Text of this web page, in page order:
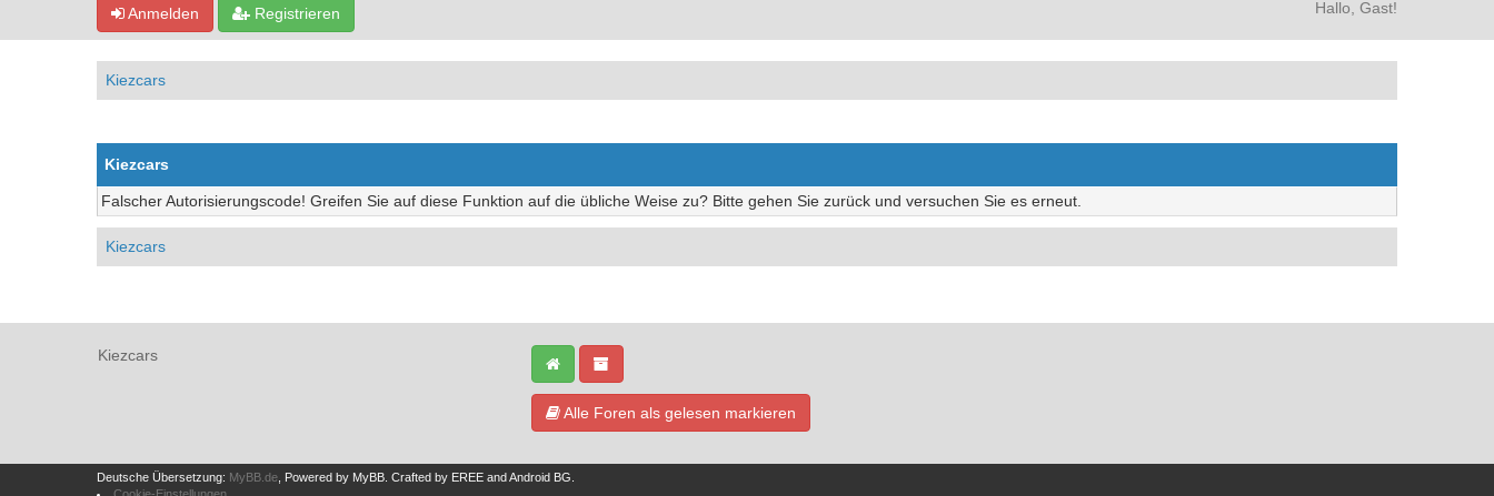
Anmelden Registrieren Hallo, Gast!
Kiezcars
Kiezcars
Falscher Autorisierungscode! Greifen Sie auf diese Funktion auf die übliche Weise zu? Bitte gehen Sie zurück und versuchen Sie es erneut.
Kiezcars
Kiezcars
Alle Foren als gelesen markieren
Deutsche Übersetzung: MyBB.de , Powered by MyBB Crafted by EREE andAndroid BG